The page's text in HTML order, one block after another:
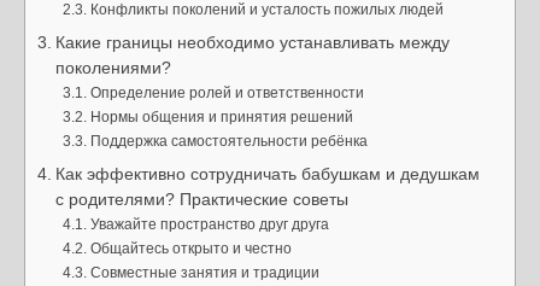
Конфликты поколений и усталость пожилых людей
Какие границы необходимо устанавливать между
поколениями?
Определение ролей и ответственности
Нормы общения и принятия решений
Поддержка самостоятельности ребёнка
Как эффективно сотрудничать бабушкам и дедушкам
с родителями? Практические советы
Уважайте пространство друг друга
Общайтесь открыто и честно
Совместные занятия и традиции